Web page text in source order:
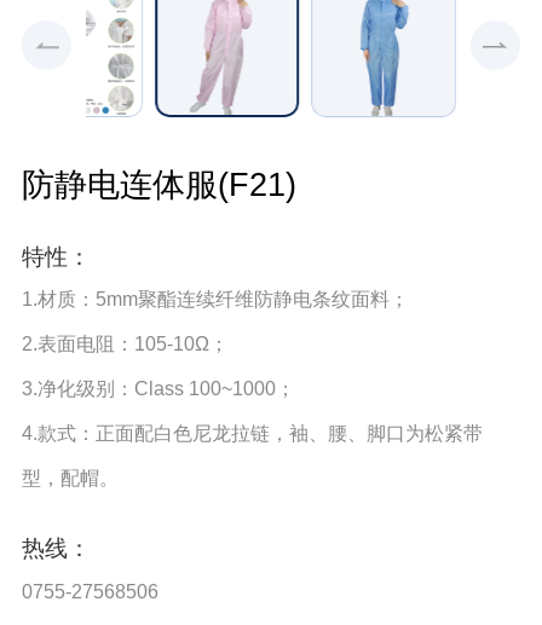
防静电连体服(F21)
特性：
1.材质：5mm聚酯连续纤维防静电条纹面料；
2.表面电阻：105-10Ω；
3.净化级别：Class 100~1000；
4.款式：正面配白色尼龙拉链，袖、腰、脚口为松紧带
型，配帽。
热线：
0755-27568506